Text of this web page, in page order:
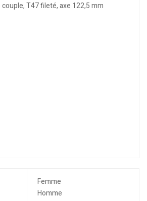
T47 fileté, axe 122,5 mm
Femme
Homme